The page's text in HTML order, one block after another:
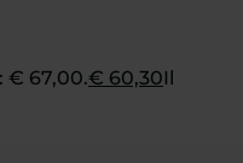
€ 67,00.€ 60,30Il